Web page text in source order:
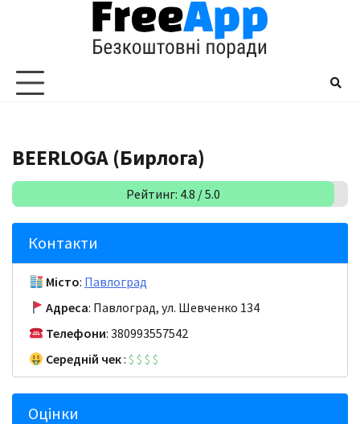
BEERLOGA (Бирлога)
Рейтинг: 4.8 / 5.0
Контакти
Місто: Павлоград
Адреса: Павлоград, ул. Шевченко 134
Телефони: 380993557542
Середній чек:$ $ $ $
Оцінки